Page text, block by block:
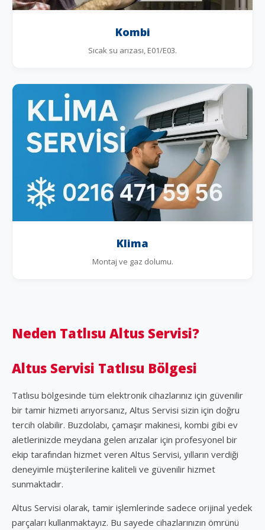
Kombi
Sıcak su arızası, E01/E03.
Klima
Montaj ve gaz dolumu.
Neden Tatlısu Altus Servisi?
Altus Servisi Tatlısu Bölgesi
Tatlısu bölgesinde tüm elektronik cihazlarınız için güvenilir
bir tamir hizmeti arıyorsanız, Altus Servisi sizin için doğru
tercih olabilir. Buzdolabı, çamaşır makinesi, kombi gibi ev
aletlerinizde meydana gelen arızalar için profesyonel bir
ekip tarafından hizmet veren Altus Servisi, yılların verdiği
deneyimle müşterilerine kaliteli ve güvenilir hizmet
sunmaktadır.
Altus Servisi olarak, tamir işlemlerinde sadece orijinal yedek
parçaları kullanmaktayız. Bu sayede cihazlarınızın ömrünü